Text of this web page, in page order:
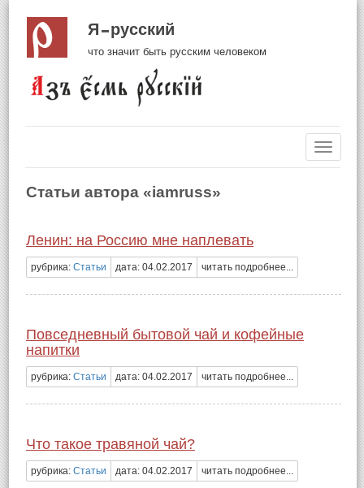
Я русский
что значит быть русским человеком
Статьи автора «iamruss»
Ленин: на Россию мне наплевать
рубрика: Статьи дата: 04.02.2017 читать подробнее...
Повседневный бытовой чай и кофейные
напитки
рубрика: Статьи дата: 04.02.2017 читать подробнее...
Что такое травяной чай?
рубрика: Статьи дата: 04.02.2017 читать подробнее...